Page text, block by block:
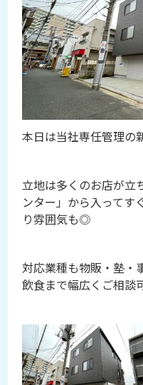
阿佐ヶ谷のシ
ー」から入っ
ア１世帯の新
場！！
本日は当社専任管理の
立地は多くのお店が立
ンター」から入ってす
り雰囲気も◎
対応業種も物販・塾・
飲食まで幅広くご相談